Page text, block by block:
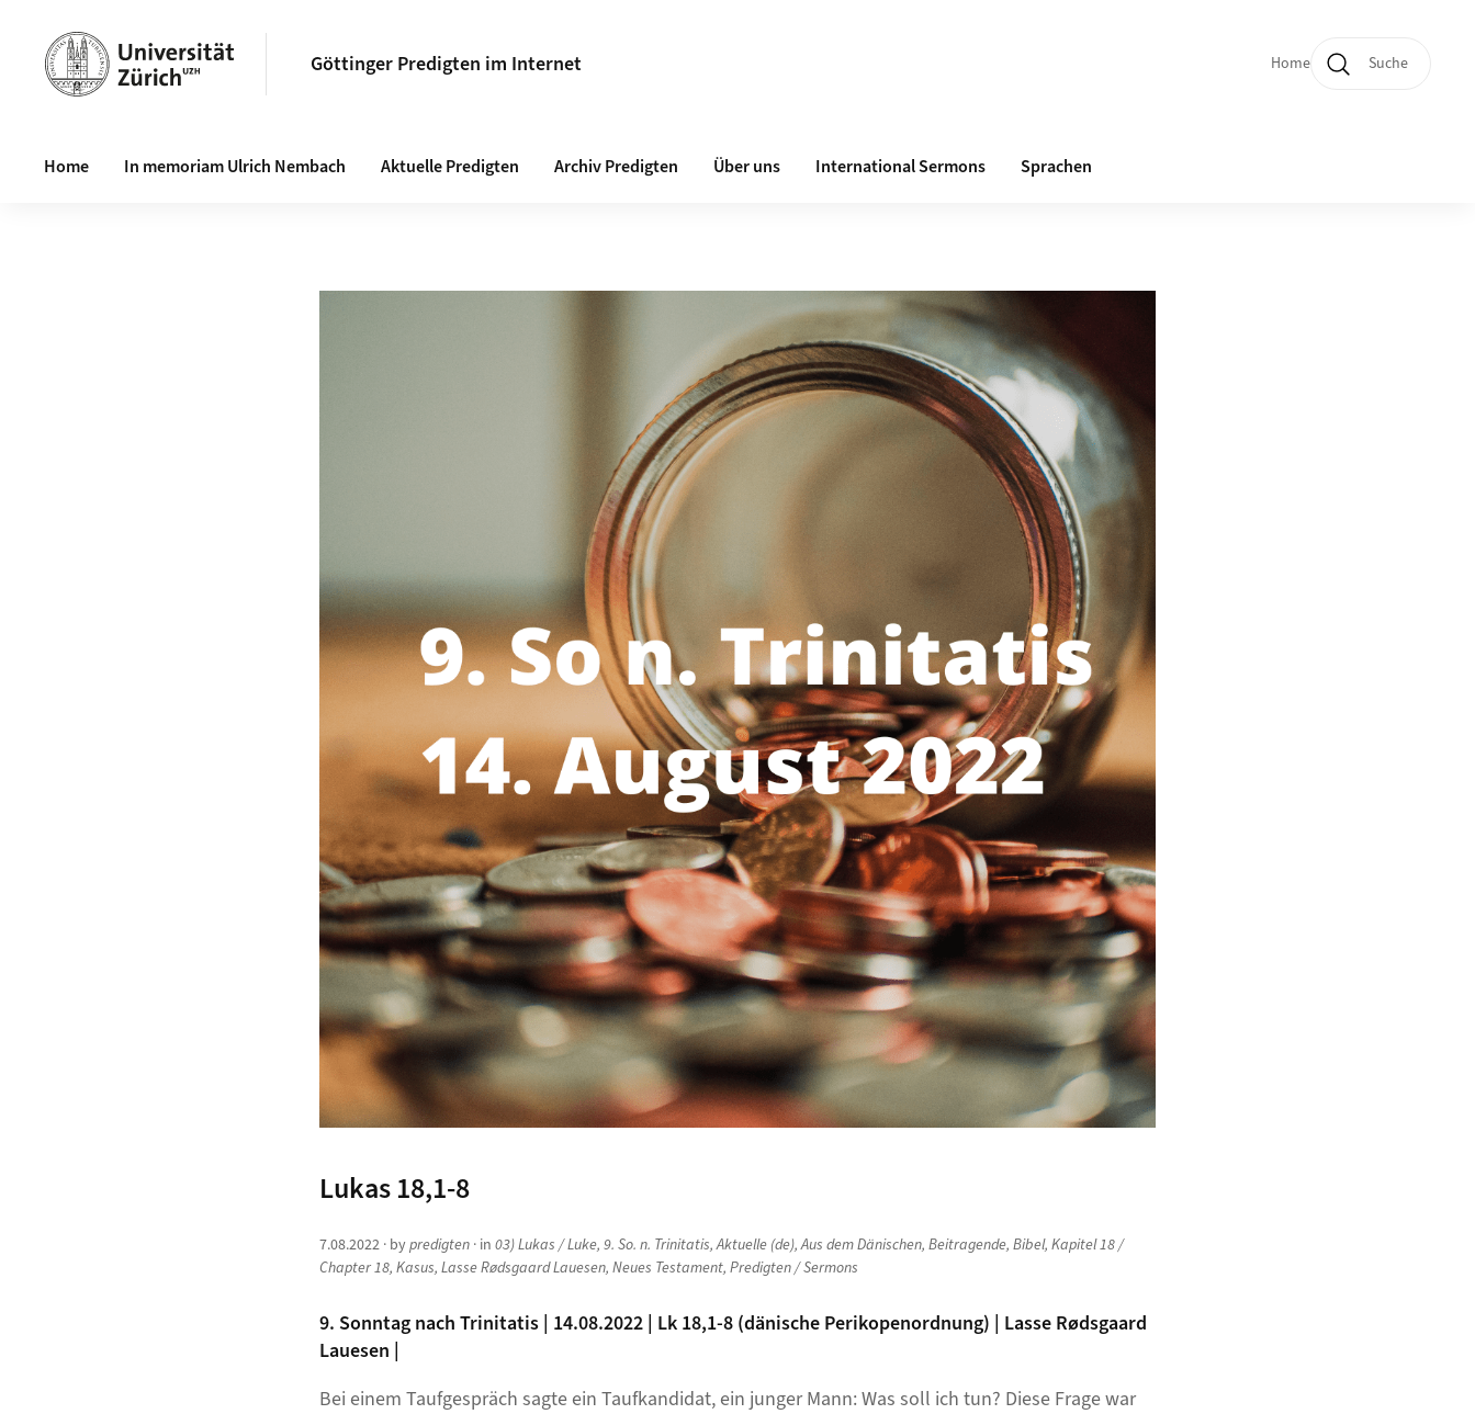
Göttinger Predigten im Internet Quicklinks und
Home Suche
Home In memoriam Ulrich Nembach Aktuelle Predigten Archiv Predigten Über uns International Sermons Sprachen
Lukas 18,1-8
7.08.2022 · bypredigten · in 03) Lukas / Luke, 9. So. n. Trinitatis,Aktuelle (de),Aus dem Dänischen, Beitragende, Bibel, Kapitel 18 /
Chapter 18, Kasus, Lasse Rødsgaard Lauesen, Neues Testament, Predigten / Sermons
9. Sonntag nach Trinitatis | 14.08.2022 | Lk 18,1-8 (dänische Perikopenordnung) | Lasse Rødsgaard
Lauesen |
Bei einem Taufgespräch sagte ein Taufkandidat, ein junger Mann: Was soll ich tun? Diese Frage war